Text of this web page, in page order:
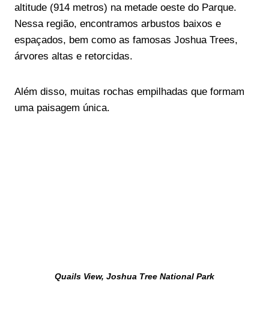
altitude (914 metros) na metade oeste do Parque.
Nessa região, encontramos arbustos baixos e
espaçados, bem como as famosas Joshua Trees,
árvores altas e retorcidas.
Além disso, muitas rochas empilhadas que formam
uma paisagem única.
Quails View, Joshua Tree National Park